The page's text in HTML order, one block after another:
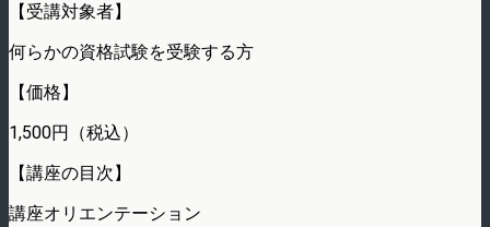
【受講対象者】
何らかの資格試験を受験する方
【価格】
1,500円（税込）
【講座の目次】
講座オリエンテーション